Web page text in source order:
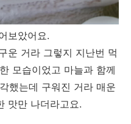
보았어요.
운 거라 그렇지 지난번 먹
모습이었고 마늘과 함께
했는데 구워진 거라 매운
맛만 나더라고요.